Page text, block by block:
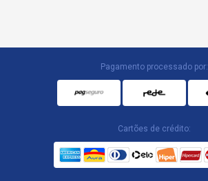
Pagamento processado por:
Cartões de crédito: